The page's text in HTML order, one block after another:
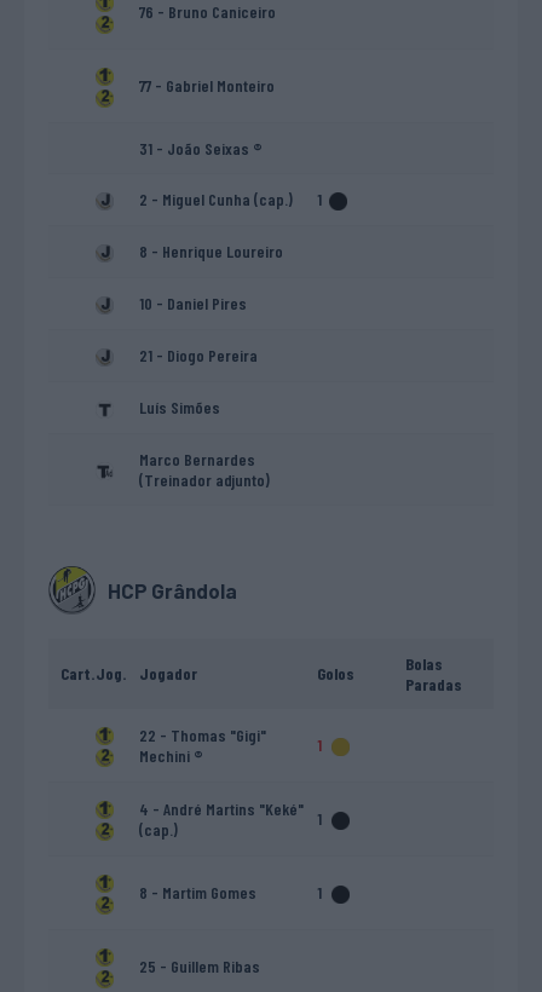
76 - Bruno Caniceiro
77 - Gabriel Monteiro
31 - João Seixas ®
2 - Miguel Cunha (cap.) 1
8 - Henrique Loureiro
10 - Daniel Pires
21 - Diogo Pereira
Luís Simões
Marco Bernardes
(Treinador adjunto)
HCP Grândola
Cart.Jog. Jogador Golos
Bolas
Paradas
22 - Thomas "Gigi"
Mechini ®
1
4 - André Martins "Keké"
(cap.)
1
8 - Martim Gomes 1
25 - Guillem Ribas